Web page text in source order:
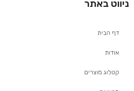
ניווט באתר
דף הבית
אודות
קטלוג מוצרים